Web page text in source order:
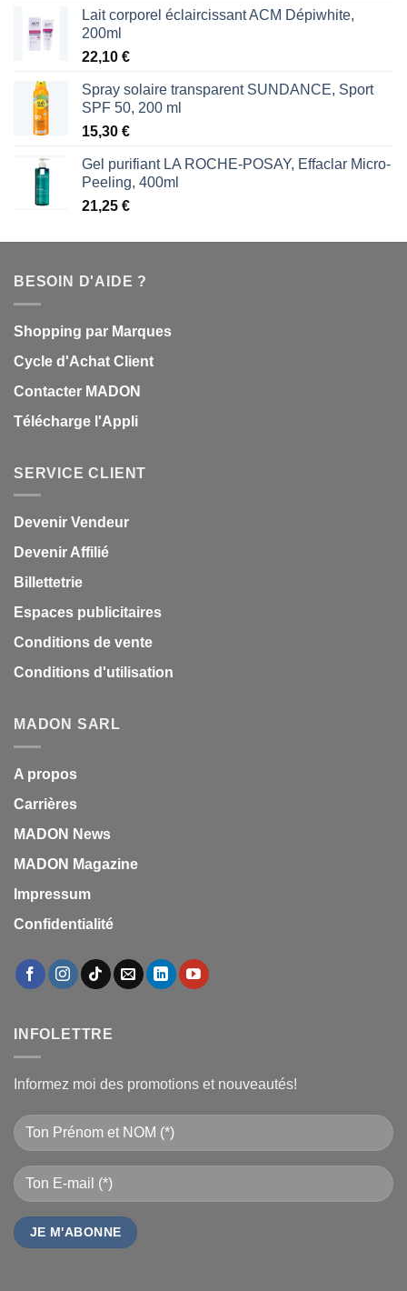
Lait corporel éclaircissant ACM Dépiwhite,
200ml
22,10 €
Spray solaire transparent SUNDANCE, Sport
SPF 50, 200 ml
15,30 €
Gel purifiant LA ROCHE-POSAY, Effaclar Micro-
Peeling, 400ml
21,25 €
BESOIN D'AIDE ?
Shopping par Marques
Cycle d'Achat Client
Contacter MADON
Télécharge l'Appli
SERVICE CLIENT
Devenir Vendeur
Devenir Affilié
Billettetrie
Espaces publicitaires
Conditions de vente
Conditions d'utilisation
MADON SARL
A propos
Carrières
MADON News
MADON Magazine
Impressum
Confidentialité
INFOLETTRE
Informez moi des promotions et nouveautés!